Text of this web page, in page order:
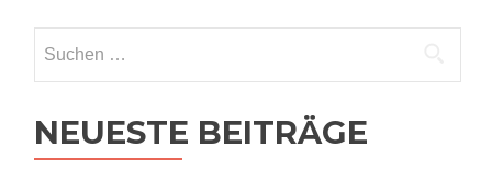
nach:
NEUESTE BEITRÄGE